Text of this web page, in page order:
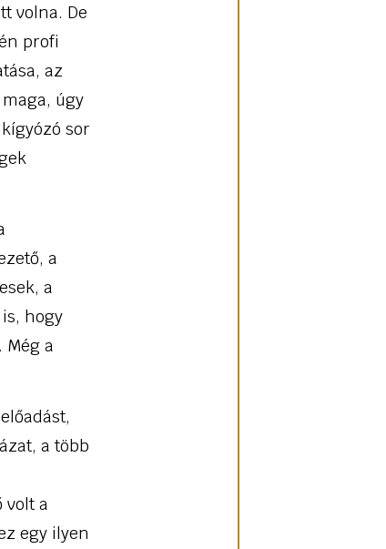
volna. De
profi
az
úgy
sor
a
a
hogy
a
a több
volt a
egy ilyen